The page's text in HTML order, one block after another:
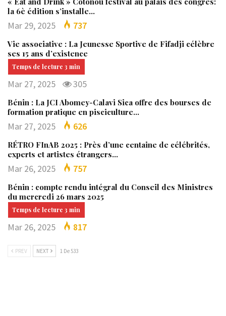
la 6è édition s’installe…
Mar 29, 2025 737
Vie associative : La Jeunesse Sportive de Fifadji célèbre
ses 15 ans d’existence
Mar 27, 2025 305
Bénin : La JCI Abomey-Calavi Sica offre des bourses de
formation pratique en pisciculture…
Mar 27, 2025 626
RÉTRO FInAB 2025 : Près d’une centaine de célébrités,
experts et artistes étrangers…
Mar 26, 2025 757
Bénin : compte rendu intégral du Conseil des Ministres
du mercredi 26 mars 2025
Mar 26, 2025 817
PREV NEXT 1 De 533